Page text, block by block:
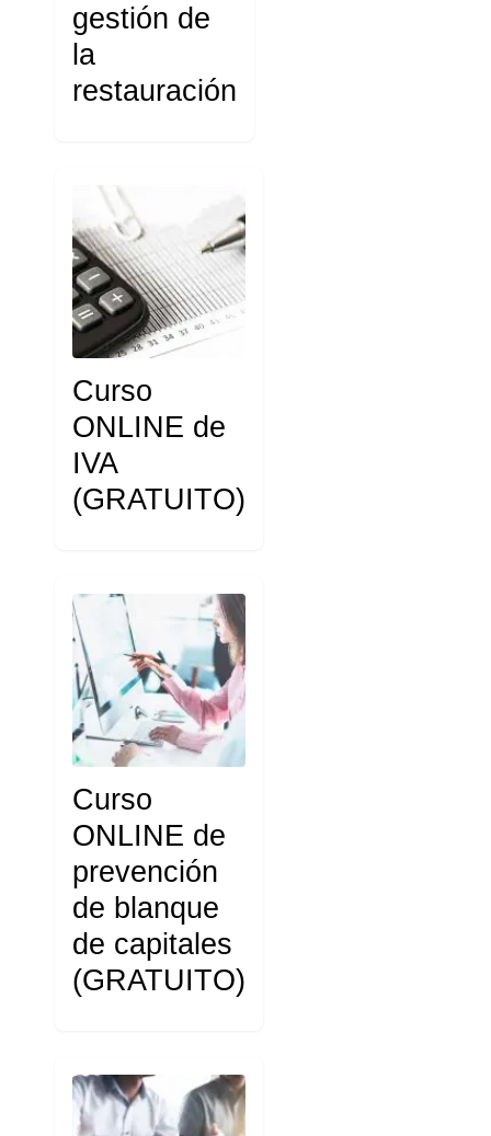
gestión de
la
restauración
Curso
ONLINE de
IVA
(GRATUITO)
Curso
ONLINE de
prevención
de blanque
de capitales
(GRATUITO)